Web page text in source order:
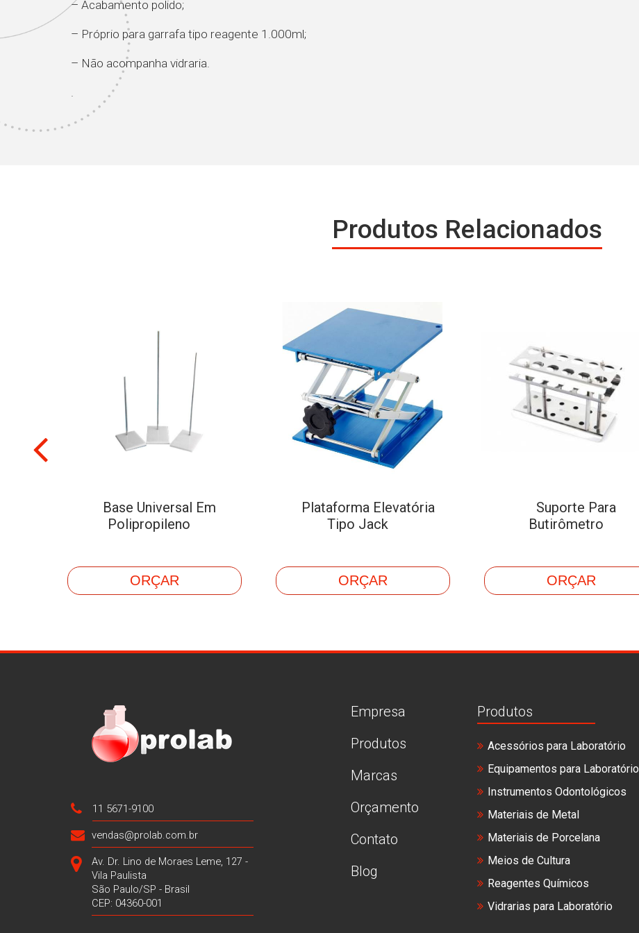
– Acabamento polido;
– Próprio para garrafa tipo reagente 1.000ml;
– Não acompanha vidraria.
.
Produtos Relacionados
Base Universal Em
Polipropileno
ORÇAR
Plataforma Elevatória
Tipo Jack
ORÇAR
Suporte Para
Butirômetro
ORÇAR
11 5671-9100
vendas@prolab.com.br
Av. Dr. Lino de Moraes Leme, 127 -
Vila Paulista
São Paulo/SP - Brasil
CEP: 04360-001
Empresa
Produtos
Marcas
Orçamento
Contato
Blog
Produtos
Acessórios para Laboratório
Equipamentos para Laboratório
Instrumentos Odontológicos
Materiais de Metal
Materiais de Porcelana
Meios de Cultura
Reagentes Químicos
Vidrarias para Laboratório